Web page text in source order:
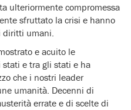
ulteriormente compromessa
sfruttato la crisi e hanno
diritti umani.
e acuito le
e tra gli stati e ha
che i nostri leader
umanità. Decenni di
errate e di scelte di